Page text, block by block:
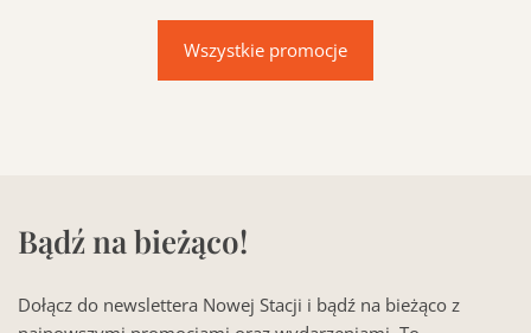
Wszystkie promocje
Bądź na bieżąco!
Dołącz do newslettera Nowej Stacji i bądź na bieżąco z